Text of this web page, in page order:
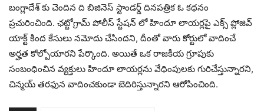
బంగ్లాదేశ్ కు చెందిన ది బిజినెస్ స్టాండర్డ్ దినపత్రిక ఓ కథనం
ప్రచురించింది. ఛట్టోగ్రామ్ పోలీస్ స్టేషన్ లో హిందూ లాయర్లపై ఎక్స్ ప్లోజివ్
యాక్ట్ కింద కేసులు నమోదు చేసిందని, దీంతో వారు కోర్టులో వాదించే
అర్హత కోల్పోయారని పేర్కొంది. అయితే ఒక రాజకీయ గ్రూపుకు
సంబంధించిన వ్యక్తులు హిందూ లాయర్లను వేధింపులకు గురిచేస్తున్నారని,
చిన్మయ్ తరఫున వాదించకుండా బెదిరిస్తున్నారని ఆరోపించింది.